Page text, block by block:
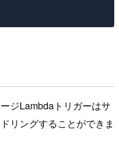
ジLambda トリガーはサ
リングすることができま